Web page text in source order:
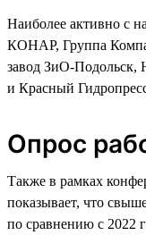
Наиболее активно с
КОНАР, Группа
завод ЗиО-Подольск,
и Красный
Опрос
Также в рамках
показывает, что
по сравнению с 2022